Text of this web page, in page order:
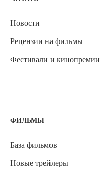
Новости
Рецензии на фильмы
Фестивали и кинопремии
ФИЛЬМЫ
База фильмов
Новые трейлеры